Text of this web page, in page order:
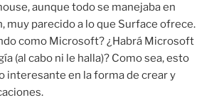
aunque todo se manejaba en
muy parecido a lo que Surface ofrece.
como Microsoft? ¿Habrá Microsoft
(al cabo ni le halla)? Como sea, esto
interesante en la forma de crear y